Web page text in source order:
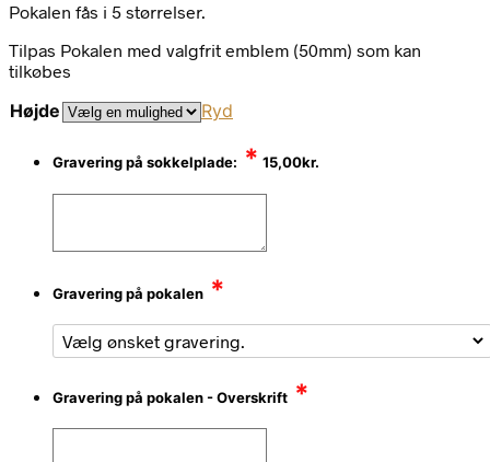
Pokalen fås i 5 størrelser.
Tilpas Pokalen med valgfrit emblem (50mm) som kan
tilkøbes
Højde Ryd
Gravering på sokkelplade: * 15,00kr.
Gravering på pokalen *
Gravering på pokalen - Overskrift *